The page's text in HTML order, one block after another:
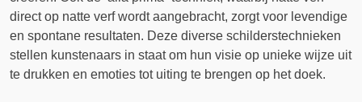
direct op natte verf wordt aangebracht, zorgt voor levendige
en spontane resultaten. Deze diverse schilderstechnieken
stellen kunstenaars in staat om hun visie op unieke wijze uit
te drukken en emoties tot uiting te brengen op het doek.